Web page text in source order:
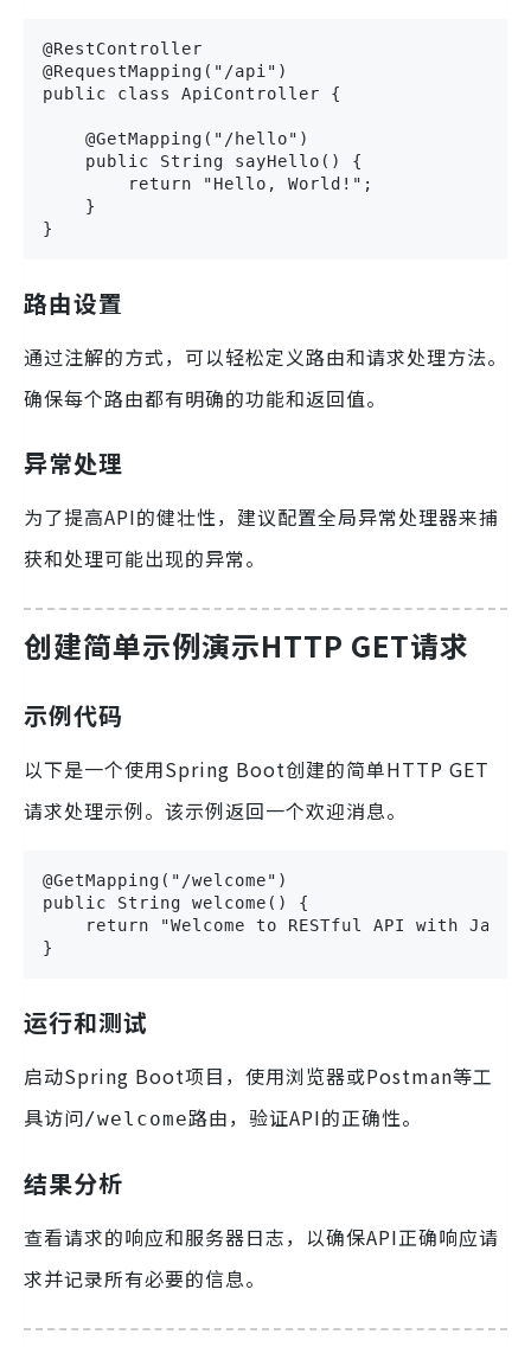
@RestController
@RequestMapping("/api")
public class ApiController {
    @GetMapping("/hello")
    public String sayHello() {
        return "Hello, World!";
    }
}
路由设置
通过注解的方式，可以轻松定义路由和请求处理方法。
确保每个路由都有明确的功能和返回值。
异常处理
为了提高API的健壮性，建议配置全局异常处理器来捕
获和处理可能出现的异常。
创建简单示例演示HTTP GET请求
示例代码
以下是一个使用Spring Boot创建的简单HTTP GET
请求处理示例。该示例返回一个欢迎消息。
@GetMapping("/welcome")
public String welcome() {
return "Welcome to RESTful API with
}
运行和测试
启动Spring Boot项目，使用浏览器或Postman等工
具访问/welcome路由，验证API的正确性。
结果分析
查看请求的响应和服务器日志，以确保API正确响应请
求并记录所有必要的信息。